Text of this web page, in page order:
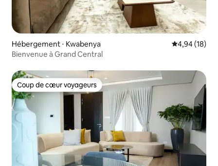
Hébergement ⋅ Kwabenya Évaluation
4,94 (18)
Bienvenue à Grand Central
Coup de cœur voyageurs
Coup de cœur voyageurs